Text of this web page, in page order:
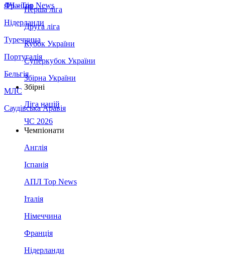
Франція
Нідерланди
Туреччина
Португалія
Бельгія
МЛС
Саудівська Аравія
ЛЧ - Top News
Перша ліга
Друга ліга
Кубок України
Суперкубок України
Збірна України
Збірні
Ліга націй
ЧС 2026
Чемпіонати
Англія
Іспанія
АПЛ Top News
Італія
Німеччина
Франція
Нідерланди